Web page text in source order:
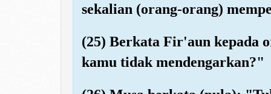
sekalian (orang-orang)
(25) Berkata Fir'aun kepada
kamu tidak mendengarkan?"